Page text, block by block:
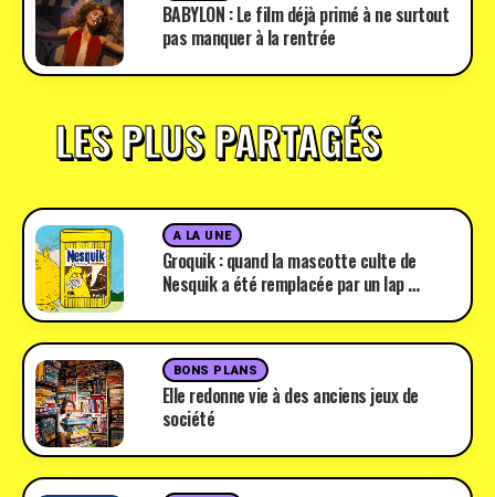
BABYLON : Le film déjà primé à ne surtout
pas manquer à la rentrée
LES PLUS PARTAGÉS
A LA UNE
Groquik : quand la mascotte culte de
Nesquik a été remplacée par un lap …
BONS PLANS
Elle redonne vie à des anciens jeux de
société